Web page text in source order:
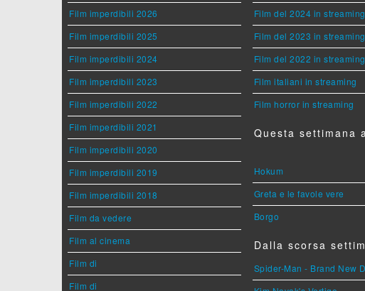
Film imperdibili 2026
Film imperdibili 2025
Film imperdibili 2024
Film imperdibili 2023
Film imperdibili 2022
Film imperdibili 2021
Film imperdibili 2020
Film imperdibili 2019
Film imperdibili 2018
Film da vedere
Film al cinema
Film di
Film di
Film del 2024 in streaming
Film del 2023 in streaming
Film del 2022 in streaming
Film italiani in streaming
Film horror in streaming
Questa settimana
Hokum
Greta e le favole vere
Borgo
Dalla scorsa
Spider-Man - Brand New